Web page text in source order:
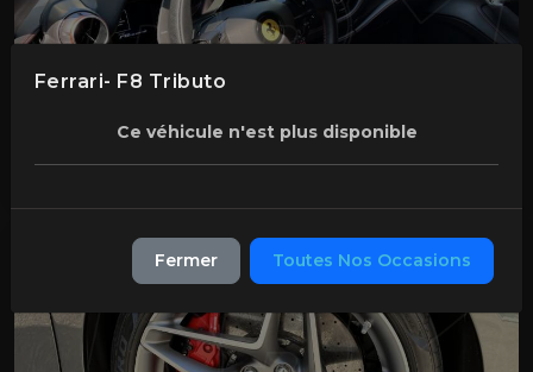
Ferrari- F8 Tributo
Ce véhicule n'est plus disponible
Fermer Toutes Nos Occasions